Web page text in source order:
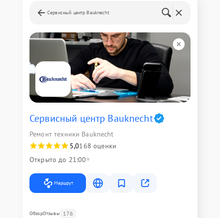
Сервисный центр Bauknecht
Сервисный центр Bauknecht
Ремонт техники Bauknecht
5,0168 оценки
Открыто до 21:00
Маршрут
ОбзорОтзывы 176